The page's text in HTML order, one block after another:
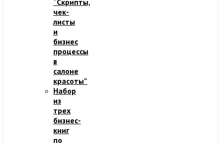
“Скрипты,
чек-
листы
и
бизнес
процессы
в
салоне
красоты”
Набор
из
трех
бизнес-
книг
по